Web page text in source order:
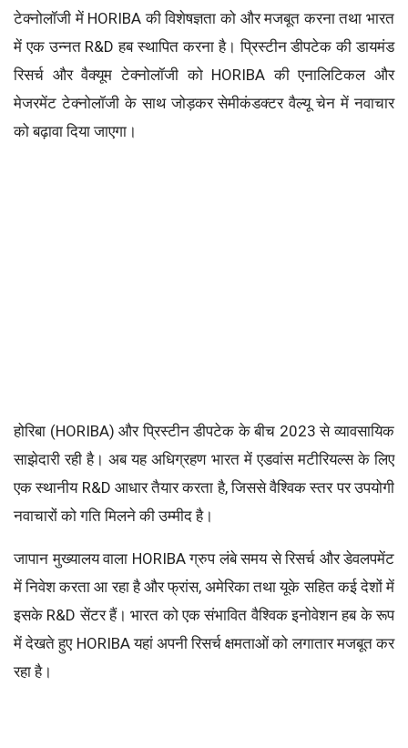
टेक्नोलॉजी में HORIBA की विशेषज्ञता को और मजबूत करना तथा भारत
में एक उन्नत R&D हब स्थापित करना है। प्रिस्टीन डीपटेक की डायमंड
रिसर्च और वैक्यूम टेक्नोलॉजी को HORIBA की एनालिटिकल और
मेजरमेंट टेक्नोलॉजी के साथ जोड़कर सेमीकंडक्टर वैल्यू चेन में नवाचार
को बढ़ावा दिया जाएगा।
होरिबा (HORIBA) और प्रिस्टीन डीपटेक के बीच 2023 से व्यावसायिक
साझेदारी रही है। अब यह अधिग्रहण भारत में एडवांस मटीरियल्स के लिए
एक स्थानीय R&D आधार तैयार करता है, जिससे वैश्विक स्तर पर उपयोगी
नवाचारों को गति मिलने की उम्मीद है।
जापान मुख्यालय वाला HORIBA ग्रुप लंबे समय से रिसर्च और डेवलपमेंट
में निवेश करता आ रहा है और फ्रांस, अमेरिका तथा यूके सहित कई देशों में
इसके R&D सेंटर हैं। भारत को एक संभावित वैश्विक इनोवेशन हब के रूप
में देखते हुए HORIBA यहां अपनी रिसर्च क्षमताओं को लगातार मजबूत कर
रहा है।